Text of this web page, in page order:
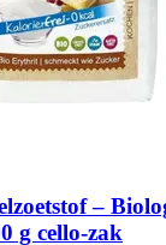
–
g cello-​zak